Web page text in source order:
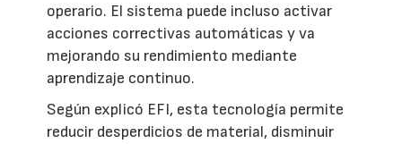
operario. El sistema puede incluso activar
acciones correctivas automáticas y va
mejorando su rendimiento mediante
aprendizaje continuo.
Según explicó EFI, esta tecnología permite
reducir desperdicios de material, disminuir